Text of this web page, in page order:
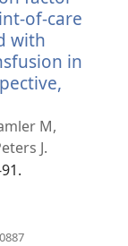
ブ
で
開
く）
of-care
with
in
M,
J.